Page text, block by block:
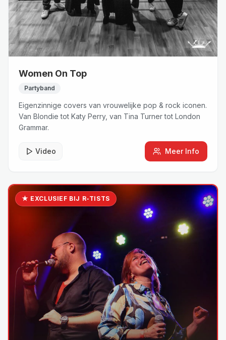
Women On Top
Partyband
Eigenzinnige covers van vrouwelijke pop & rock iconen.
Van Blondie tot Katy Perry, van Tina Turner tot London
Grammar.
Video Meer Info
★ EXCLUSIEF BIJ R-TISTS